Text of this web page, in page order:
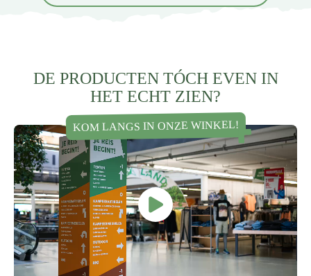
DE PRODUCTEN TÓCH EVEN IN
HET ECHT ZIEN?
KOM LANGS IN ONZE WINKEL!